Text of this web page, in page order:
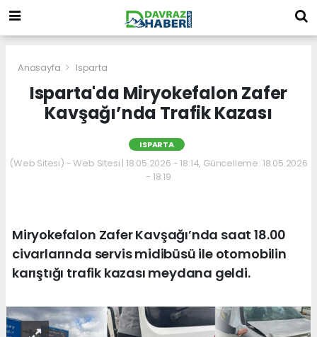
Anasayfa Isparta
Isparta'da Miryokefalon Zafer
Kavşağı’nda Trafik Kazası
ISPARTA
(Web Sitesi) - Web Sitesi | 18.05.2026 - 18:14, Güncelleme: 18.05.2026
- 18:19
Miryokefalon Zafer Kavşağı’nda saat 18.00
civarlarında servis midibüsü ile otomobilin
karıştığı trafik kazası meydana geldi.